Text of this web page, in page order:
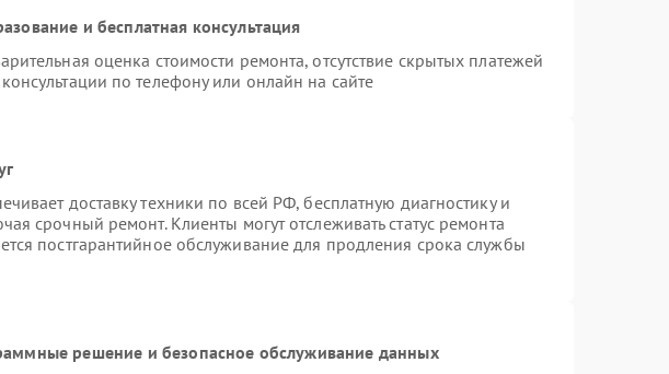
и бесплатная консультация
оценка стоимости ремонта, отсутствие скрытых платежей
по телефону или онлайн на сайте
доставку техники по всей РФ, бесплатную диагностику и
срочный ремонт. Клиенты могут отслеживать статус ремонта
постгарантийное обслуживание для продления срока службы
решение и безопасное обслуживание данных